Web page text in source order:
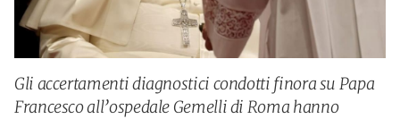
Gli accertamenti diagnostici condotti finora su Papa
Francesco all’ospedale Gemelli di Roma hanno